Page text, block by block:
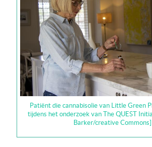
Patiënt die cannabisolie van Little Green
tijdens het onderzoek van The QUEST
Barker/creative Commons]